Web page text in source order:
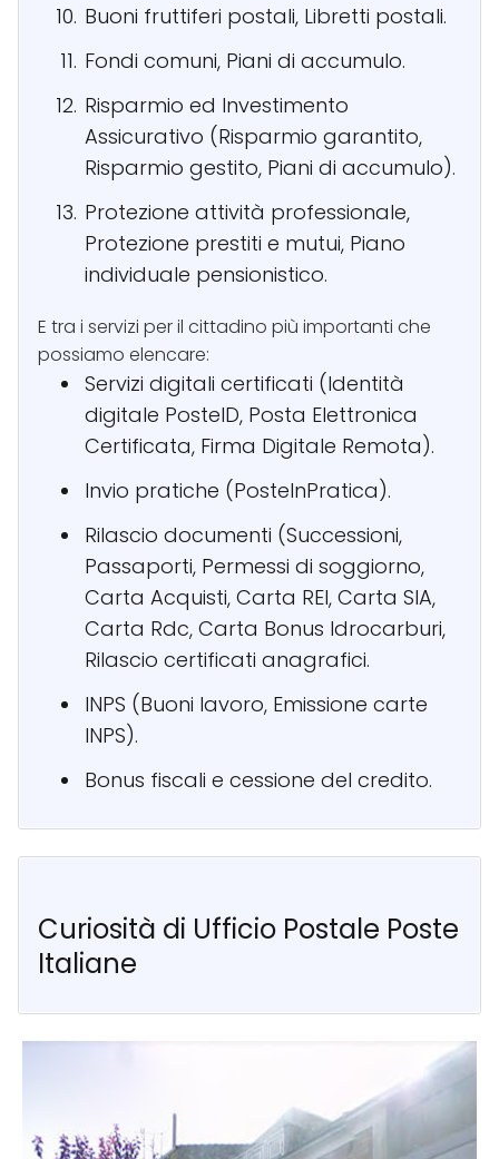
Buoni fruttiferi postali, Libretti postali.
Fondi comuni, Piani di accumulo.
Risparmio ed Investimento
Assicurativo (Risparmio garantito,
Risparmio gestito, Piani di accumulo).
Protezione attività professionale,
Protezione prestiti e mutui, Piano
individuale pensionistico.
E tra i servizi per il cittadino più importanti che
possiamo elencare:
Servizi digitali certificati (Identità
digitale PosteID, Posta Elettronica
Certificata, Firma Digitale Remota).
Invio pratiche (PosteInPratica).
Rilascio documenti (Successioni,
Passaporti, Permessi di soggiorno,
Carta Acquisti, Carta REI, Carta SIA,
Carta Rdc, Carta Bonus Idrocarburi,
Rilascio certificati anagrafici.
INPS (Buoni lavoro, Emissione carte
INPS).
Bonus fiscali e cessione del credito.
Curiosità di Ufficio Postale Poste
Italiane